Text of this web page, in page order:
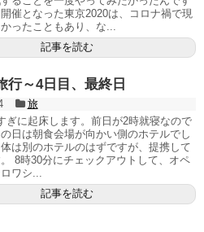
催となった東京2020は、コロナ禍で現
ったこともあり、な...
記事を読む
行～4日目、最終日
旅
ぎに起床します。前日が2時就寝なので
日は朝食会場が向かい側のホテルでし
は別のホテルのはずですが、提携して
8時30分にチェックアウトして、オペ
ワシ...
記事を読む